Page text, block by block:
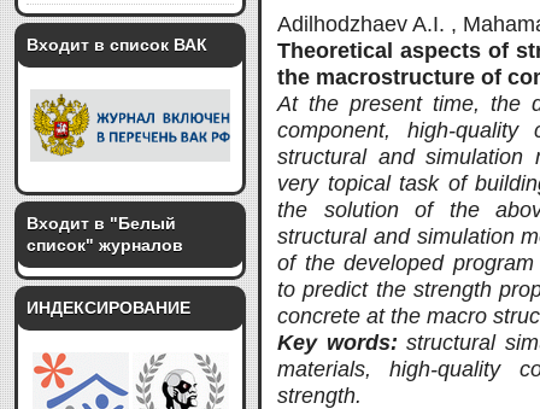
Входит в список ВАК
Входит в "Белый
список" журналов
ИНДЕКСИРОВАНИЕ
Adilhodzhaev A.I. ,
Theoretical aspects of
the macrostructure of
At the present time, the
component, high-
structural and
very topical task of
the solution of the
structural and simulation
of the developed
to predict the strength
concrete at the macro
Key words:structural
materials, high-quality
strength.